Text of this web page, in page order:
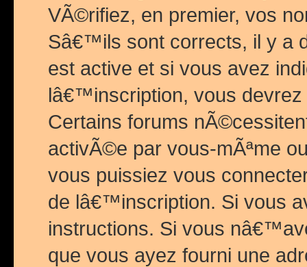
VÃ©rifiez, en premier, vos
Sâ€™ils sont corrects, il y a
est active et si vous avez
lâ€™inscription, vous
Certains forums
activÃ©e par vous-mÃªme
vous puissiez vous
de lâ€™inscription. Si vous
instructions. Si vous
que vous ayez fourni une